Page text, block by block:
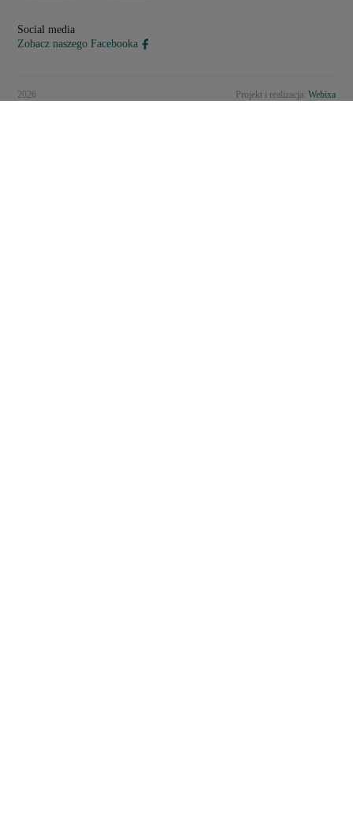
Social media
Zobacz naszego Facebooka
2026 Projekt i realizacja: Webixa